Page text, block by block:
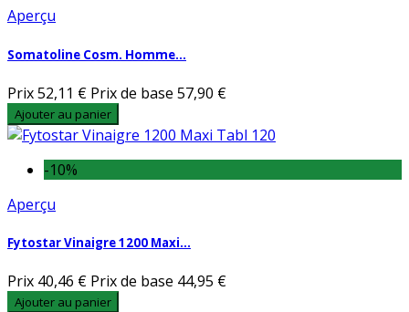
Aperçu
Somatoline Cosm. Homme...
Prix52,11 € Prix de base 57,90 €
Ajouter au panier
-10%
Aperçu
Fytostar Vinaigre 1200 Maxi...
Prix 40,46 € Prix de base 44,95 €
Ajouter au panier